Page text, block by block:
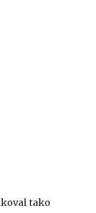
tako